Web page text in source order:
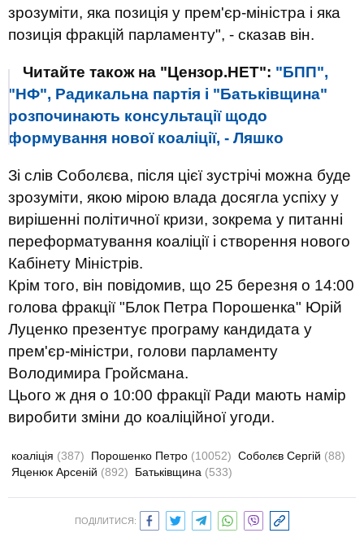
зрозуміти, яка позиція у прем'єр-міністра і яка
позиція фракцій парламенту", - сказав він.
Читайте також на "Цензор.НЕТ": "БПП",
"НФ", Радикальна партія і "Батьківщина"
розпочинають консультації щодо
формування нової коаліції, - Ляшко
Зі слів Соболєва, після цієї зустрічі можна буде
зрозуміти, якою мірою влада досягла успіху у
вирішенні політичної кризи, зокрема у питанні
переформатування коаліції і створення нового
Кабінету Міністрів.
Крім того, він повідомив, що 25 березня о 14:00
голова фракції "Блок Петра Порошенка" Юрій
Луценко презентує програму кандидата у
прем'єр-міністри, голови парламенту
Володимира Гройсмана.
Цього ж дня о 10:00 фракції Ради мають намір
виробити зміни до коаліційної угоди.
коаліція (387) Порошенко Петро (10052) Соболєв Сергій (88)
Яценюк Арсеній (892) Батьківщина (533)
ПОДІЛИТИСЯ: